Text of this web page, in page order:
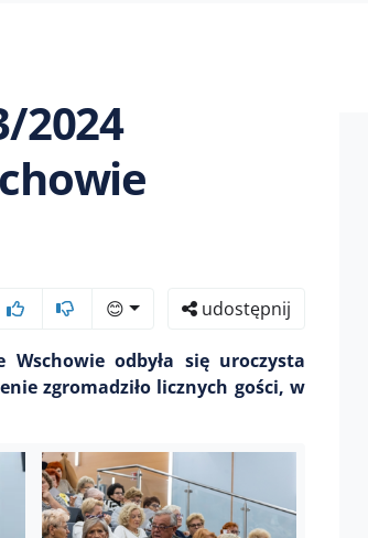
2024
😊 udostępnij
odbyła się uroczysta
zgromadziło licznych gości, w